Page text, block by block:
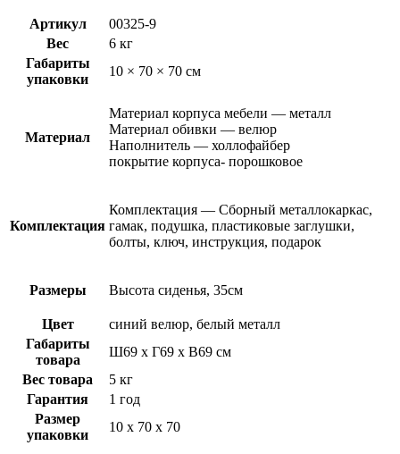
Артикул
00325-9
Вес
6 кг
Габариты
упаковки
10 × 70 × 70 см
Материал
Материал корпуса мебели — металл
Материал обивки — велюр
Наполнитель — холлофайбер
покрытие корпуса- порошковое
Комплектация
Комплектация — Сборный металлокаркас,
гамак, подушка, пластиковые заглушки,
болты, ключ, инструкция, подарок
Размеры Высота сиденья, 35см
Цвет
синий велюр, белый металл
Габариты
товара
Ш69 х Г69 х В69 см
Вес товара
5 кг
Гарантия
1 год
Размер
упаковки
10 х 70 х 70